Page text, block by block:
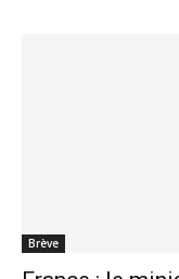
Brève